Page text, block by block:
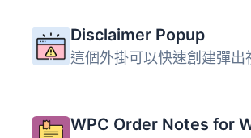
Disclaimer Popup